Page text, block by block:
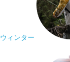
ウィンター